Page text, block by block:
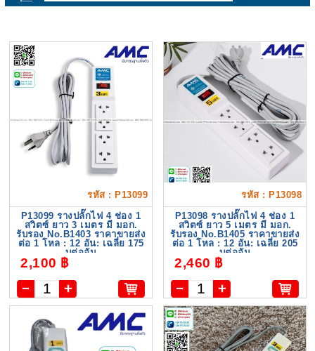
รหัส : P13099
P13099 รางปลั๊กไฟ 4 ช่อง 1
สวิตซ์ ยาว 3 เมตร มี มอก.
รับรอง No.B1403 ราคาขายส่ง
ต่อ 1 โหล : 12 อัน: เฉลี่ย 175
บต่ออัน
2,100 ฿
รหัส : P13098
P13098 รางปลั๊กไฟ 4 ช่อง 1
สวิตซ์ ยาว 5 เมตร มี มอก.
รับรอง No.B1405 ราคาขายส่ง
ต่อ 1 โหล : 12 อัน: เฉลี่ย 205
บต่ออัน
2,460 ฿